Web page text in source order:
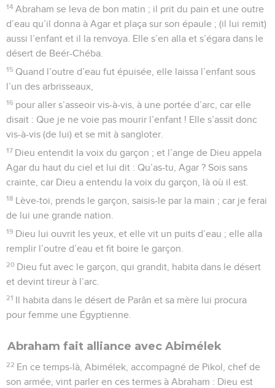
14 Abraham se leva de bon matin ; il prit du pain et une outre
d’eau qu’il donna à Agar et plaça sur son épaule ; (il lui remit)
aussi l’enfant et il la renvoya. Elle s’en alla et s’égara dans le
désert de Beér-Chéba.
15 Quand l’outre d’eau fut épuisée, elle laissa l’enfant sous
l’un des arbrisseaux,
16 pour aller s’asseoir vis-à-vis, à une portée d’arc, car elle
disait : Que je ne voie pas mourir l’enfant ! Elle s’assit donc
vis-à-vis (de lui) et se mit à sangloter.
17 Dieu entendit la voix du garçon ; et l’ange de Dieu appela
Agar du haut du ciel et lui dit : Qu’as-tu, Agar ? Sois sans
crainte, car Dieu a entendu la voix du garçon, là où il est.
18 Lève-toi, prends le garçon, saisis-le par la main ; car je ferai
de lui une grande nation.
19 Dieu lui ouvrit les yeux, et elle vit un puits d’eau ; elle alla
remplir l’outre d’eau et fit boire le garçon.
20 Dieu fut avec le garçon, qui grandit, habita dans le désert
et devint tireur à l’arc.
21 Il habita dans le désert de Parân et sa mère lui procura
pour femme une Égyptienne.
Abraham fait alliance avec Abimélek
22 En ce temps-là, Abimélek, accompagné de Pikol, chef de
son armée, vint parler en ces termes à Abraham : Dieu est